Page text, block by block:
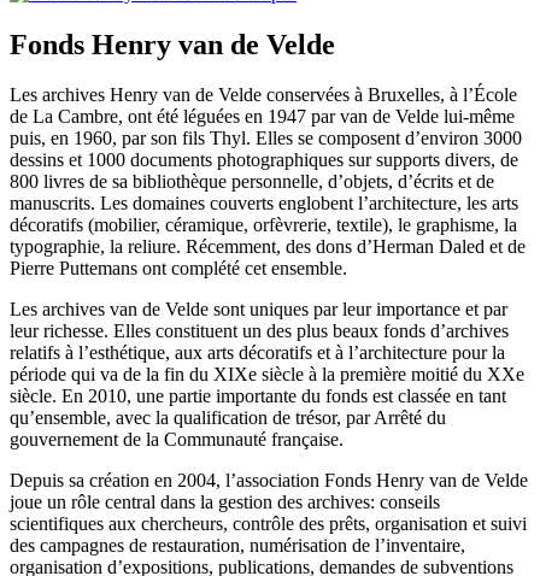
Fonds Henry van de Velde
Les archives Henry van de Velde conservées à Bruxelles, à l’École
de La Cambre, ont été léguées en 1947 par van de Velde lui-même
puis, en 1960, par son fils Thyl. Elles se composent d’environ 3000
dessins et 1000 documents photographiques sur supports divers, de
800 livres de sa bibliothèque personnelle, d’objets, d’écrits et de
manuscrits. Les domaines couverts englobent l’architecture, les arts
décoratifs (mobilier, céramique, orfèvrerie, textile), le graphisme, la
typographie, la reliure. Récemment, des dons d’Herman Daled et de
Pierre Puttemans ont complété cet ensemble.
Les archives van de Velde sont uniques par leur importance et par
leur richesse. Elles constituent un des plus beaux fonds d’archives
relatifs à l’esthétique, aux arts décoratifs et à l’architecture pour la
période qui va de la fin du XIXe siècle à la première moitié du XXe
siècle. En 2010, une partie importante du fonds est classée en tant
qu’ensemble, avec la qualification de trésor, par Arrêté du
gouvernement de la Communauté française.
Depuis sa création en 2004, l’association Fonds Henry van de Velde
joue un rôle central dans la gestion des archives: conseils
scientifiques aux chercheurs, contrôle des prêts, organisation et suivi
des campagnes de restauration, numérisation de l’inventaire,
organisation d’expositions, publications, demandes de subventions